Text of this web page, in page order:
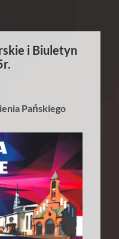
i Biuletyn
Pańskiego